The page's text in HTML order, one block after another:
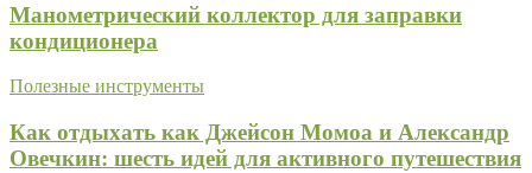
Манометрический коллектор для заправки
кондиционера
Полезные инструменты
Как отдыхать как Джейсон Момоа и Александр
Овечкин: шесть идей для активного путешествия